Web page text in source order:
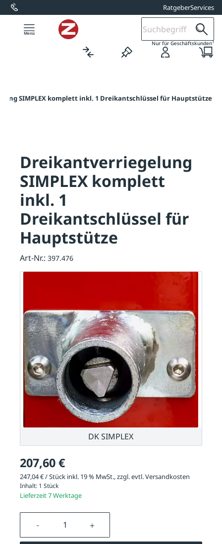
springen RatgeberServices
Nur für Geschäftskunden1
SIMPLEX komplett inkl. 1 Dreikantschlüssel für Hauptstütze
207,60 €
247,04 € / Stück inkl. 19 % MwSt., zzgl. evtl.Versandkosten
Inhalt: 1 Stück
Lieferzeit 7 Werktage
Produkt Anzahl: Gib den
Dreikantverriegelung
SIMPLEX komplett
inkl. 1
Dreikantschlüssel für
Hauptstütze
Art-Nr.: 397.476
DK SIMPLEX